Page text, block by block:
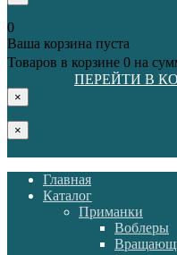
0
Ваша корзина пуста
Товаров в корзине 0 на
ПЕРЕЙТИ В
×
×
Главная
Каталог
Приманки
Воблеры